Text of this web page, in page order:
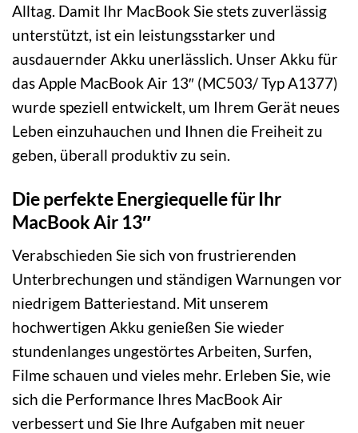
Alltag. Damit Ihr MacBook Sie stets zuverlässig
unterstützt, ist ein leistungsstarker und
ausdauernder Akku unerlässlich. Unser Akku für
das Apple MacBook Air 13″ (MC503/ Typ A1377)
wurde speziell entwickelt, um Ihrem Gerät neues
Leben einzuhauchen und Ihnen die Freiheit zu
geben, überall produktiv zu sein.
Die perfekte Energiequelle für Ihr
MacBook Air 13″
Verabschieden Sie sich von frustrierenden
Unterbrechungen und ständigen Warnungen vor
niedrigem Batteriestand. Mit unserem
hochwertigen Akku genießen Sie wieder
stundenlanges ungestörtes Arbeiten, Surfen,
Filme schauen und vieles mehr. Erleben Sie, wie
sich die Performance Ihres MacBook Air
verbessert und Sie Ihre Aufgaben mit neuer